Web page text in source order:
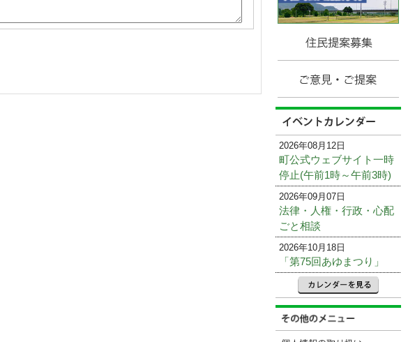
2026年08月12日
町公式ウェブサイト一時
停止(午前1時～午前3時)
2026年09月07日
法律・人権・行政・心配
ごと相談
2026年10月18日
「第75回あゆまつり」